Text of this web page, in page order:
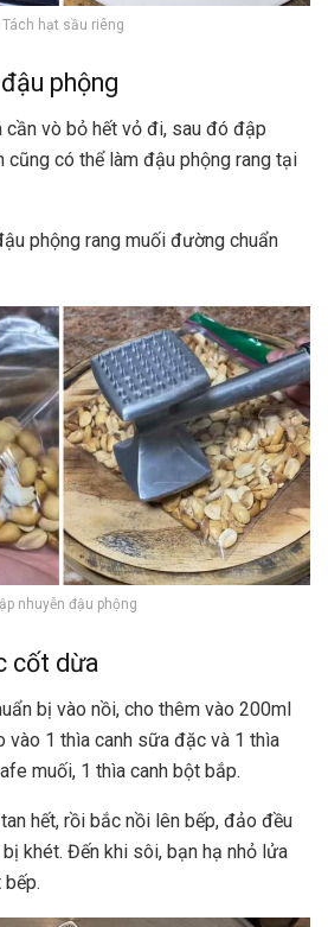
Tách hạt sầu riêng
phộng
cần vò bỏ hết vỏ đi, sau đó đập
cũng có thể làm đậu phộng rang tại
phộng rang muối đường chuẩn
nhuyễn đậu phộng
cốt dừa
bị vào nồi, cho thêm vào 200ml
vào 1 thìa canh sữa đặc và 1 thìa
muối, 1 thìa canh bột bắp.
hết, rồi bắc nồi lên bếp, đảo đều
khét. Đến khi sôi, bạn hạ nhỏ lửa